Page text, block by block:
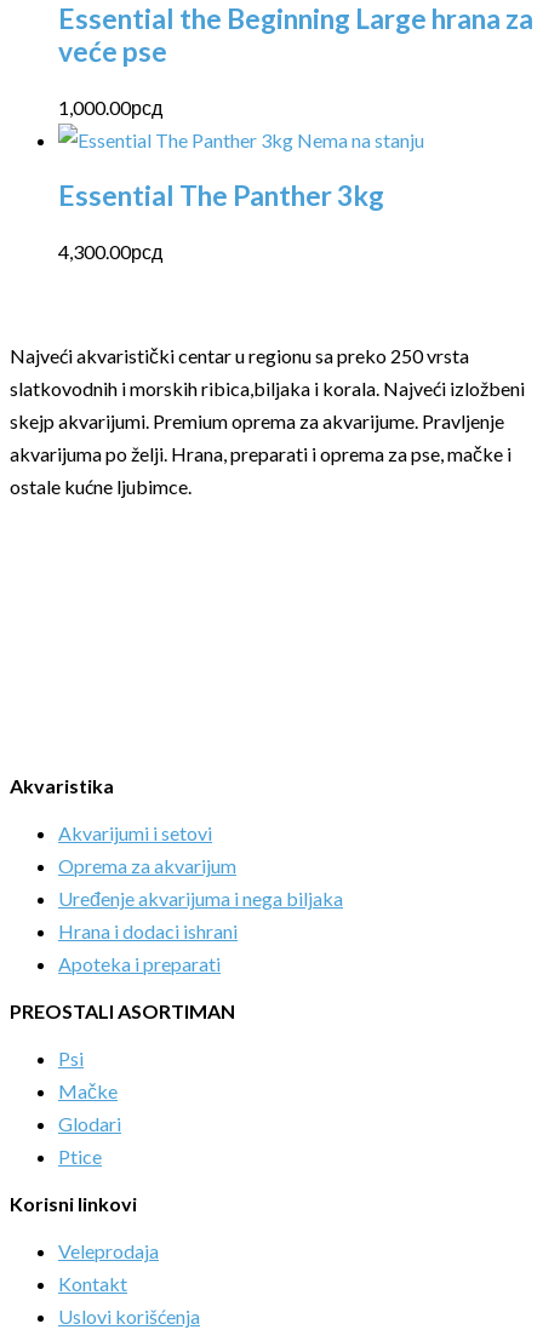
Essential the Beginning Large hrana za
veće pse
1,000.00рсд
Nema na stanju
Essential The Panther 3kg
4,300.00рсд
Najveći akvaristički centar u regionu sa preko 250 vrsta
slatkovodnih i morskih ribica,biljaka i korala. Najveći izložbeni
skejp akvarijumi. Premium oprema za akvarijume. Pravljenje
akvarijuma po želji. Hrana, preparati i oprema za pse, mačke i
ostale kućne ljubimce.
Akvaristika
Akvarijumi i setovi
Oprema za akvarijum
Uređenje akvarijuma i nega biljaka
Hrana i dodaci ishrani
Apoteka i preparati
PREOSTALI ASORTIMAN
Psi
Mačke
Glodari
Ptice
Korisni linkovi
Veleprodaja
Kontakt
Uslovi korišćenja